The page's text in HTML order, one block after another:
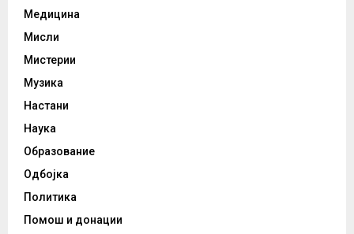
Медицина
Мисли
Мистерии
Музика
Настани
Наука
Образование
Одбојка
Политика
Помош и донации